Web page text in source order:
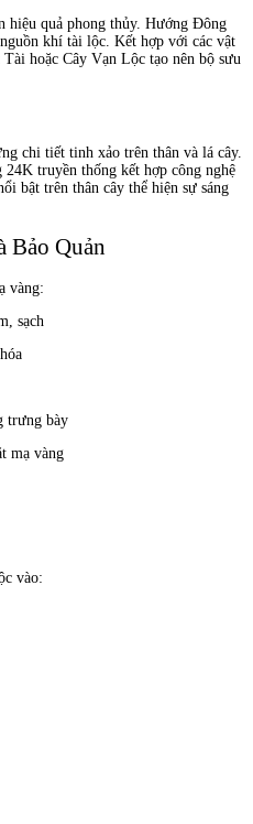
hiệu quả phong thủy. Hướng Đông
khí tài lộc. Kết hợp với các vật
hoặc Cây Vạn Lộc tạo nên bộ sưu
chi tiết tinh xảo trên thân và lá cây.
truyền thống kết hợp công nghệ
bật trên thân cây thể hiện sự sáng
Bảo Quản
vàng:
sạch
trưng bày
mạ vàng
vào: